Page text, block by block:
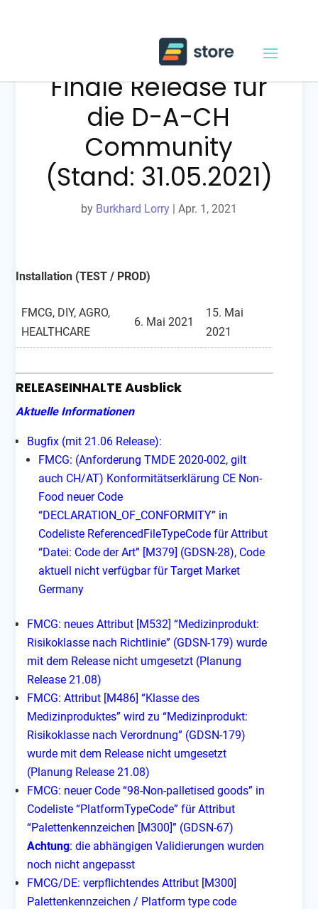
Release 21.05 –
Finale Release für
die D-A-CH
Community
(Stand: 31.05.2021)
by Burkhard Lorry| Apr. 1, 2021
Installation (TEST / PROD)
FMCG, DIY, AGRO,
HEALTHCARE
6. Mai 2021
15. Mai
2021
RELEASEINHALTE Ausblick
Aktuelle Informationen
Bugfix (mit 21.06 Release):
FMCG: (Anforderung TMDE 2020-002, gilt
auch CH/AT) Konformitätserklärung CE Non-
Food neuer Code
“DECLARATION_OF_CONFORMITY” in
Codeliste ReferencedFileTypeCode für Attribut
“Datei: Code der Art” [M379] (GDSN-28), Code
aktuell nicht verfügbar für Target Market
Germany
FMCG: neues Attribut [M532] “Medizinprodukt:
Risikoklasse nach Richtlinie” (GDSN-179) wurde
mit dem Release nicht umgesetzt (Planung
Release 21.08)
FMCG: Attribut [M486] “Klasse des
Medizinproduktes” wird zu “Medizinprodukt:
Risikoklasse nach Verordnung” (GDSN-179)
wurde mit dem Release nicht umgesetzt
(Planung Release 21.08)
FMCG: neuer Code “98-Non-palletised goods” in
Codeliste “PlatformTypeCode” für Attribut
“Palettenkennzeichen [M300]” (GDSN-67)
Achtung: die abhängigen Validierungen wurden
noch nicht angepasst
FMCG/DE: verpflichtendes Attribut [M300]
Palettenkennzeichen / Platform type code